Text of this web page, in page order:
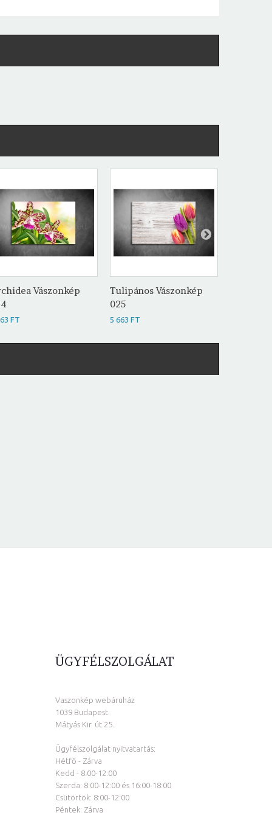
Vászonkép
FT
Tulipános Vászonkép
025
5 663 FT
ÜGYFÉLSZOLGÁLAT
Vaszonkép webáruház
1039 Budapest.
Mátyás Kir. út 25.
Ügyfélszolgálat nyitvatartás:
Hétfő - Zárva
Kedd - 8:00-12:00
Szerda: 8:00-12:00 és 16:00-18:00
Csütörtök: 8:00-12:00
Péntek: Zárva